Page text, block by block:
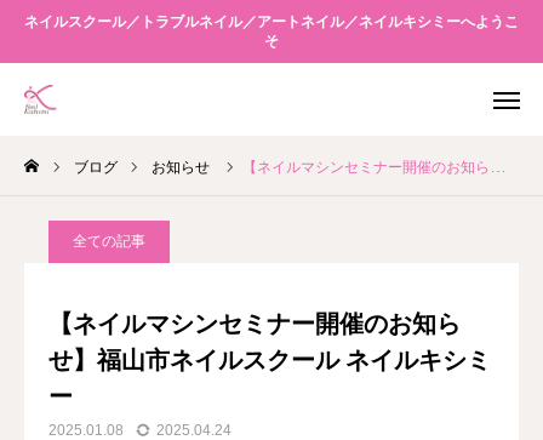
ネイルスクール／トラブルネイル／アートネイル／ネイルキシミーへようこ
そ
ブログ お知らせ 【ネイルマシンセミナー開催のお知らせ】福山市ネイルスクール ネイルキシミー
全ての記事
【ネイルマシンセミナー開催のお知ら
せ】福山市ネイルスクール ネイルキシミ
ー
2025.01.08 2025.04.24
WEB予約 アクセス
友だち追加
メニュー案内